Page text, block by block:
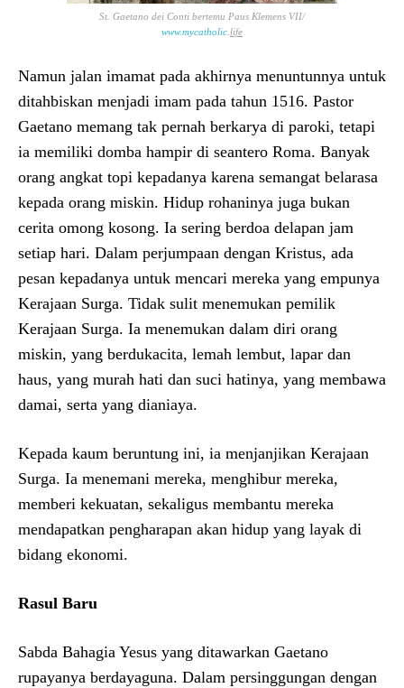
St. Gaetano dei Conti bertemu Paus Klemens VII/
www.mycatholic life
Namun jalan imamat pada akhirnya menuntunnya untuk
ditahbiskan menjadi imam pada tahun 1516. Pastor
Gaetano memang tak pernah berkarya di paroki, tetapi
ia memiliki domba hampir di seantero Roma. Banyak
orang angkat topi kepadanya karena semangat belarasa
kepada orang miskin. Hidup rohaninya juga bukan
cerita omong kosong. Ia sering berdoa delapan jam
setiap hari. Dalam perjumpaan dengan Kristus, ada
pesan kepadanya untuk mencari mereka yang empunya
Kerajaan Surga. Tidak sulit menemukan pemilik
Kerajaan Surga. Ia menemukan dalam diri orang
miskin, yang berdukacita, lemah lembut, lapar dan
haus, yang murah hati dan suci hatinya, yang membawa
damai, serta yang dianiaya.
Kepada kaum beruntung ini, ia menjanjikan Kerajaan
Surga. Ia menemani mereka, menghibur mereka,
memberi kekuatan, sekaligus membantu mereka
mendapatkan pengharapan akan hidup yang layak di
bidang ekonomi.
Rasul Baru
Sabda Bahagia Yesus yang ditawarkan Gaetano
rupayanya berdayaguna. Dalam persinggungan dengan